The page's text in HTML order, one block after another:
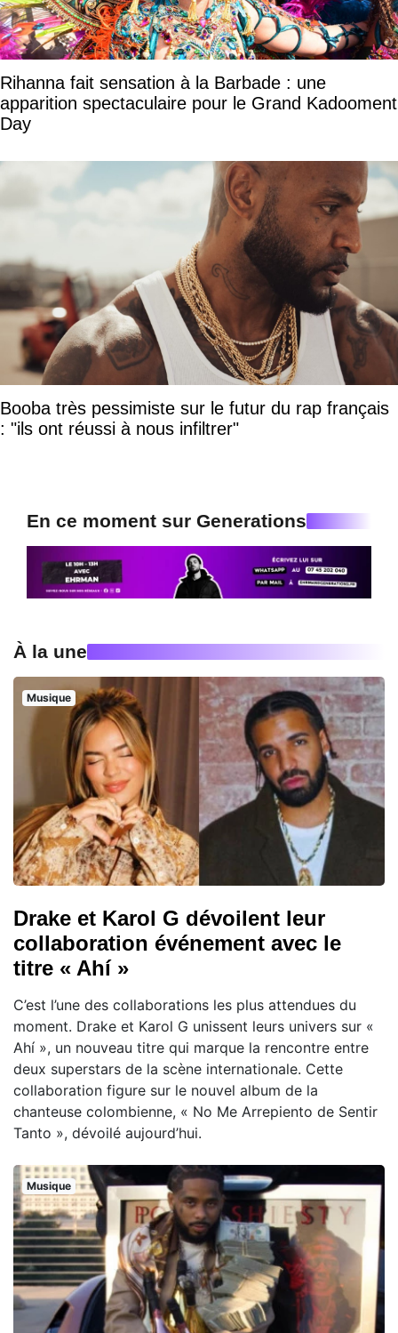
Rihanna fait sensation à la Barbade : une
apparition spectaculaire pour le Grand Kadooment
Day
Booba très pessimiste sur le futur du rap français
: "ils ont réussi à nous infiltrer"
En ce moment sur Generations
À la une
Musique
Drake et Karol G dévoilent leur
collaboration événement avec le
titre « Ahí »
C’est l’une des collaborations les plus attendues du
moment. Drake et Karol G unissent leurs univers sur «
Ahí », un nouveau titre qui marque la rencontre entre
deux superstars de la scène internationale. Cette
collaboration figure sur le nouvel album de la
chanteuse colombienne, « No Me Arrepiento de Sentir
Tanto », dévoilé aujourd’hui.
Musique